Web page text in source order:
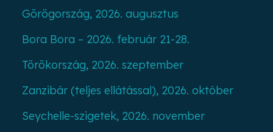
Görögország, 2026. augusztus
Bora Bora – 2026. február 21-28.
Törökország, 2026. szeptember
Zanzibár (teljes ellátással), 2026. október
Seychelle-szigetek, 2026. november